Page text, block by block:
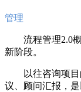
管理
流程管理2.0
新阶段。
以往咨询项
议、顾问汇报，